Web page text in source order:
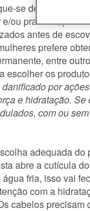
se de ter
ou prancha, por
antes de
prefere
entre
escolher os
por
e hidratação.
com ou
adequada
abre a cutícula
fria, isso vai
com a
cabelos